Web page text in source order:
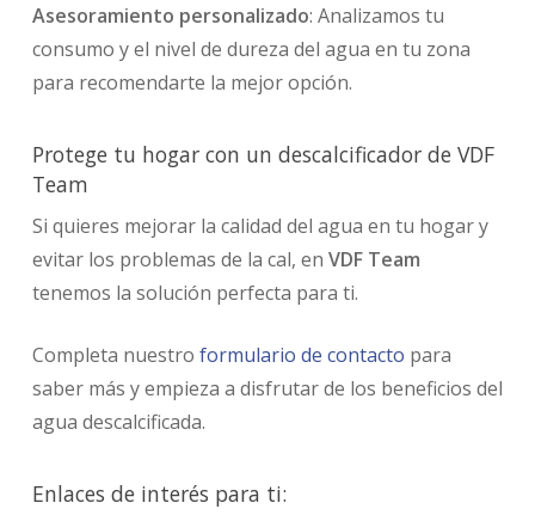
Asesoramiento personalizado: Analizamos tu
consumo y el nivel de dureza del agua en tu zona
para recomendarte la mejor opción.
Protege tu hogar con un descalcificador de VDF
Team
Si quieres mejorar la calidad del agua en tu hogar y
evitar los problemas de la cal, en VDF Team
tenemos la solución perfecta para ti.
Completa nuestro formulario de contacto para
saber más y empieza a disfrutar de los beneficios del
agua descalcificada.
Enlaces de interés para ti: